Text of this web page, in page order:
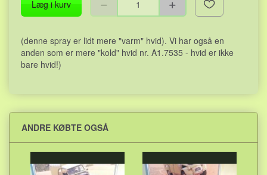
Læg i kurv
(denne spray er lidt mere "varm" hvid). Vi har også en
anden som er mere "kold" hvid nr. A1.7535 - hvid er ikke
bare hvid!)
ANDRE KØBTE OGSÅ